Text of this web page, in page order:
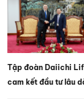
Tập đoàn Daiichi
cam kết đầu tư lâu